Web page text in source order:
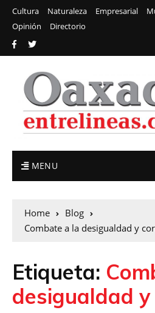
Cultura Naturaleza Empresarial
Opinión
Directorio
MENU
Home
Blog
Combate a la desigualdad y
Etiqueta:
desigualdad